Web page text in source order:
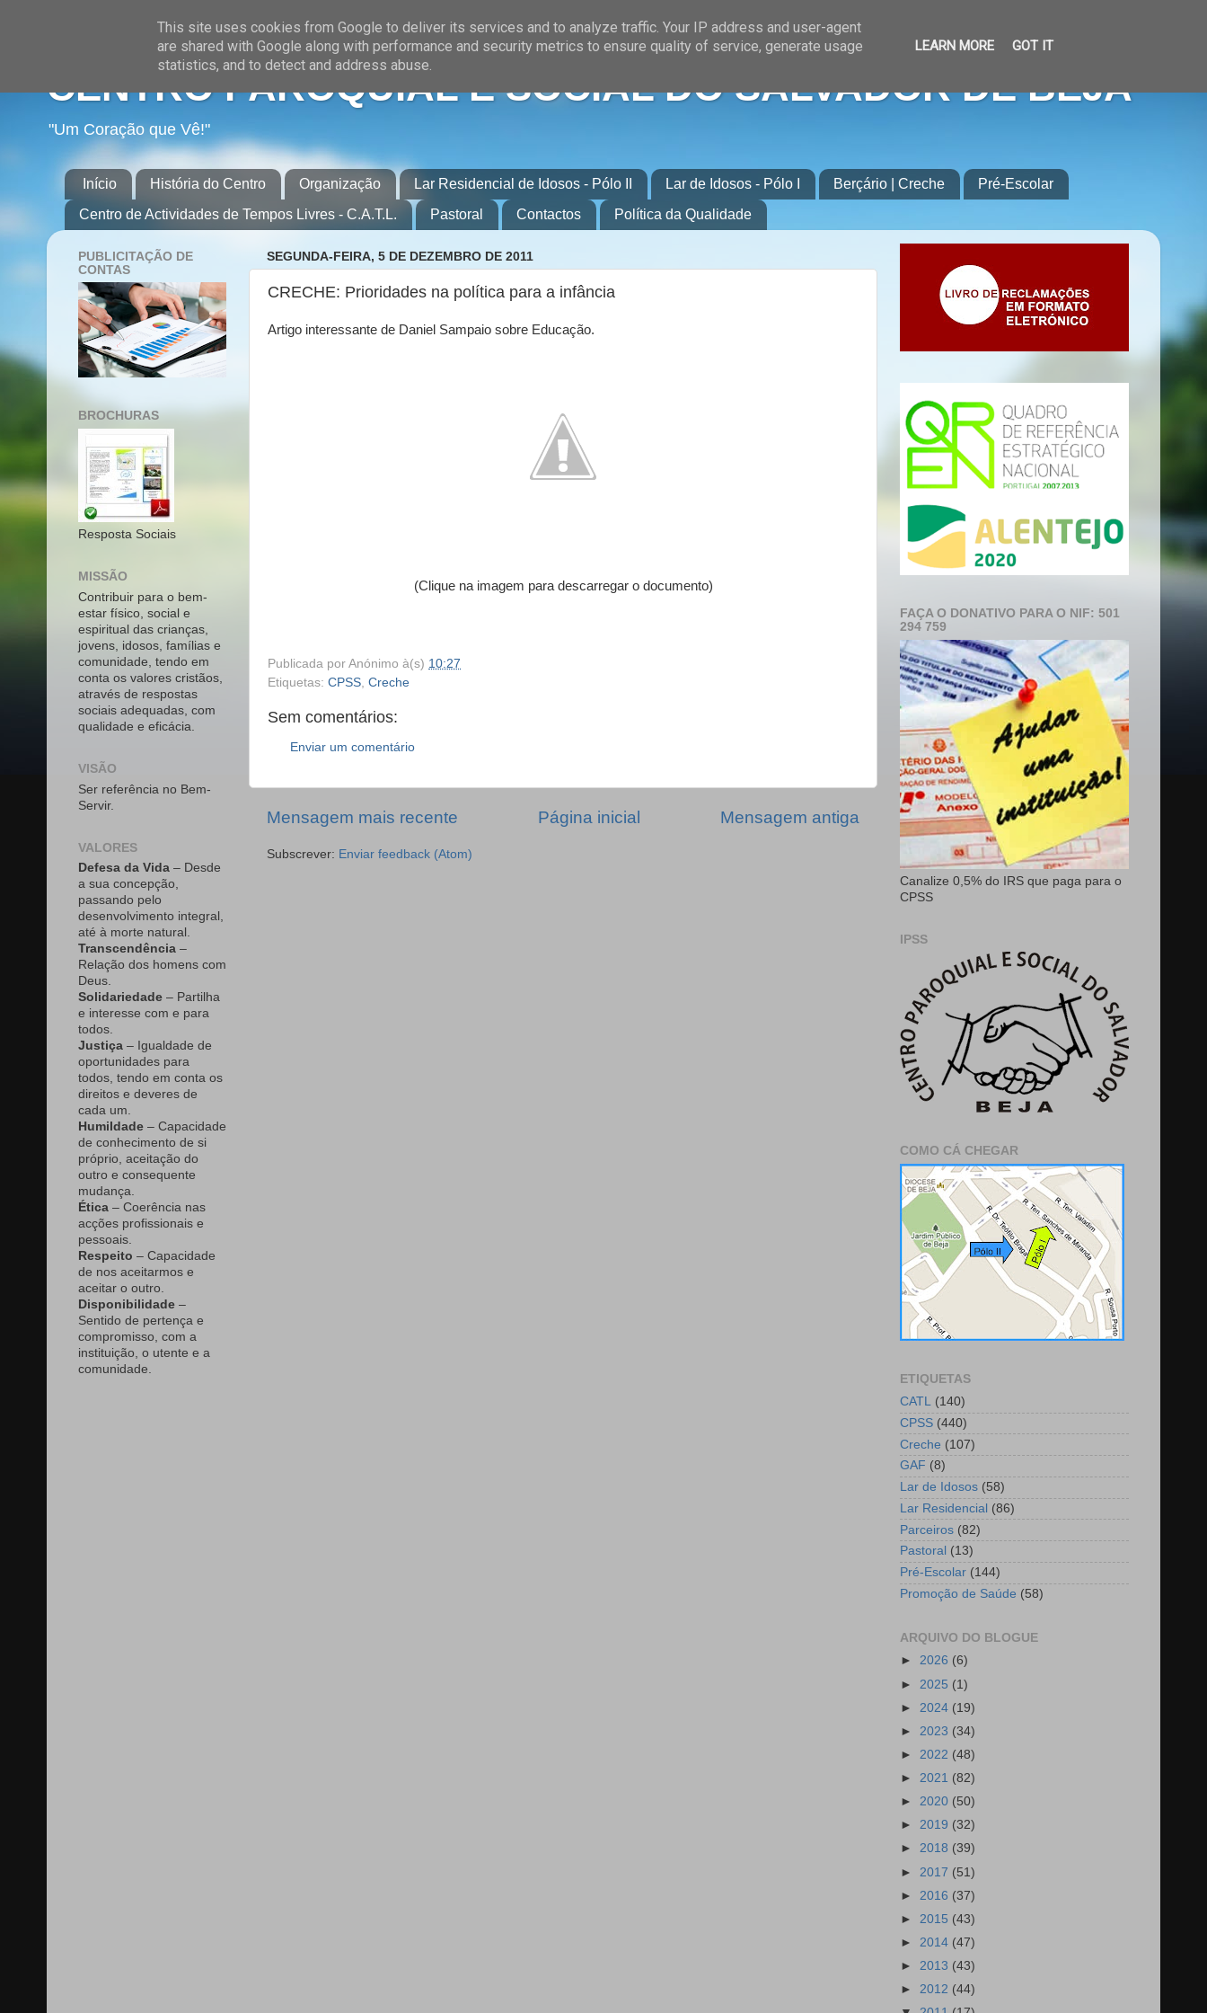
CENTRO PAROQUIAL E SOCIAL DO SALVADOR DE BEJA
"Um Coração que Vê!"
Início História do Centro Organização Lar Residencial de Idosos - Pólo II Lar de Idosos - Pólo I Berçário | Creche
Pré-Escolar
Centro de Actividades de Tempos Livres - C.A.T.L.
Pastoral Contactos Política da Qualidade
SEGUNDA-FEIRA, 5 DE DEZEMBRO DE 2011
CRECHE: Prioridades na política para a infância
Artigo interessante de Daniel Sampaio sobre Educação.
(Clique na imagem para descarregar o documento)
Publicada por Anónimo à(s) 10:27
Etiquetas: CPSS, Creche
Sem comentários:
Enviar um comentário
Mensagem mais recente Mensagem antiga
Página inicial
Subscrever: Enviar feedback (Atom)
PUBLICITAÇÃO DE
CONTAS
BROCHURAS
Resposta Sociais
MISSÃO
Contribuir para o bem-
estar físico, social e
espiritual das crianças,
jovens, idosos, famílias e
comunidade, tendo em
conta os valores cristãos,
através de respostas
sociais adequadas, com
qualidade e eficácia.
VISÃO
Ser referência no Bem-
Servir.
VALORES
Defesa da Vida – Desde
a sua concepção,
passando pelo
desenvolvimento integral,
até à morte natural.
Transcendência –
Relação dos homens com
Deus.
Solidariedade – Partilha
e interesse com e para
todos.
Justiça – Igualdade de
oportunidades para
todos, tendo em conta os
direitos e deveres de
cada um.
Humildade – Capacidade
de conhecimento de si
próprio, aceitação do
outro e consequente
mudança.
Ética – Coerência nas
acções profissionais e
pessoais.
Respeito – Capacidade
de nos aceitarmos e
aceitar o outro.
Disponibilidade –
Sentido de pertença e
compromisso, com a
instituição, o utente e a
comunidade.
FAÇA O DONATIVO PARA O NIF: 501
294 759
Canalize 0,5% do IRS que paga para o
CPSS
IPSS
COMO CÁ CHEGAR
ETIQUETAS
CATL (140)
CPSS (440)
Creche (107)
GAF (8)
Lar de Idosos (58)
Lar Residencial (86)
Parceiros (82)
Pastoral (13)
Pré-Escolar (144)
Promoção de Saúde (58)
ARQUIVO DO BLOGUE
► 2026 (6)
► 2025 (1)
► 2024 (19)
► 2023 (34)
► 2022 (48)
► 2021 (82)
► 2020 (50)
► 2019 (32)
► 2018 (39)
► 2017 (51)
► 2016 (37)
► 2015 (43)
► 2014 (47)
► 2013 (43)
► 2012 (44)
This site uses cookies from Google to deliver its services and to analyze traffic. Your IP address and user-agent
are shared with Google along with performance and security metrics to ensure quality of service, generate usage
statistics, and to detect and address abuse.
LEARN MORE GOT IT